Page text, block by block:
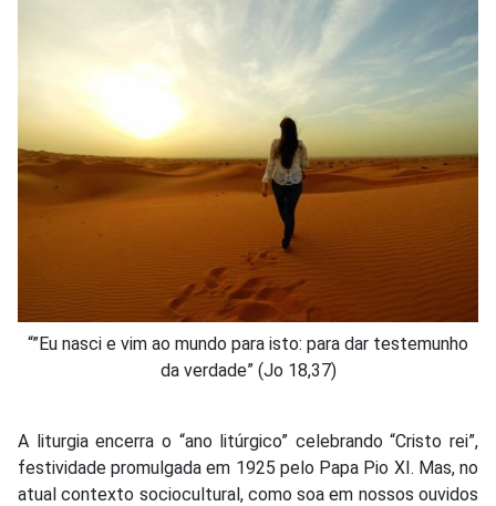
“”Eu nasci e vim ao mundo para isto: para dar testemunho
da verdade” (Jo 18,37)
A liturgia encerra o “ano litúrgico” celebrando “Cristo rei”,
festividade promulgada em 1925 pelo Papa Pio XI. Mas, no
atual contexto sociocultural, como soa em nossos ouvidos